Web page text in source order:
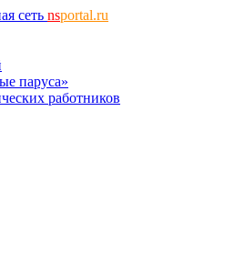
сеть nsportal.ru
паруса»
работников